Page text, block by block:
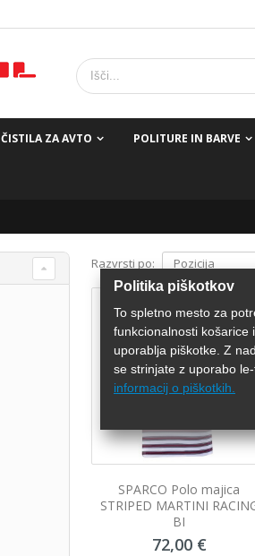
Politika piškotkov
To spletno mesto za
funkcionalnosti košarice
uporablja piškotke. Z
se strinjate z uporabo
informacij o piškotkih.
ČISTILA ZA AVTO POLITURE IN BARVE
Razvrsti po:
SPARCO Polo majica
STRIPED MARTINI
BI
72,00 €